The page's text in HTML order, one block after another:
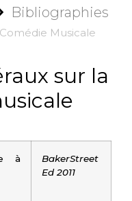
Bibliographies
Musicale
sur la
à
BakerStreet
Ed 2011